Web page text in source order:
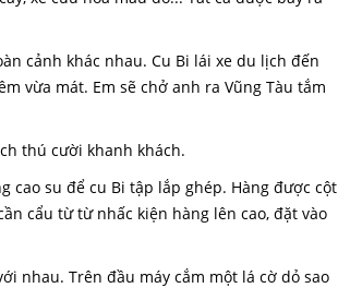
cảnh khác nhau. Cu Bi lái xe du lịch đến
vừa mát. Em sẽ chở anh ra Vũng Tàu tắm
thú cười khanh khách.
cao su để cu Bi tập lắp ghép. Hàng được cột
cẩu từ từ nhấc kiện hàng lên cao, đặt vào
nhau. Trên đầu máy cắm một lá cờ dỏ sao